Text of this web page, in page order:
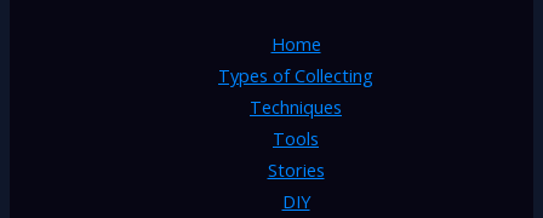
Home
Types of Collecting
Techniques
Tools
Stories
DIY